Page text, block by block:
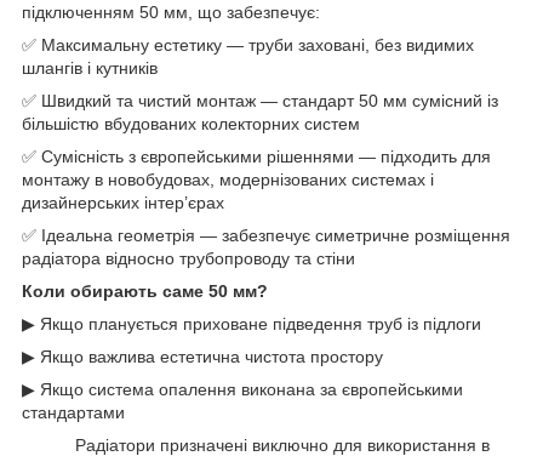
підключенням 50 мм, що забезпечує:
✅ Максимальну естетику — труби заховані, без видимих
шлангів і кутників
✅ Швидкий та чистий монтаж — стандарт 50 мм сумісний із
більшістю вбудованих колекторних систем
✅ Сумісність з європейськими рішеннями — підходить для
монтажу в новобудовах, модернізованих системах і
дизайнерських інтер’єрах
✅ Ідеальна геометрія — забезпечує симетричне розміщення
радіатора відносно трубопроводу та стіни
Коли обирають саме 50 мм?
▶ Якщо планується приховане підведення труб із підлоги
▶ Якщо важлива естетична чистота простору
▶ Якщо система опалення виконана за європейськими
стандартами
Радіатори призначені виключно для використання в